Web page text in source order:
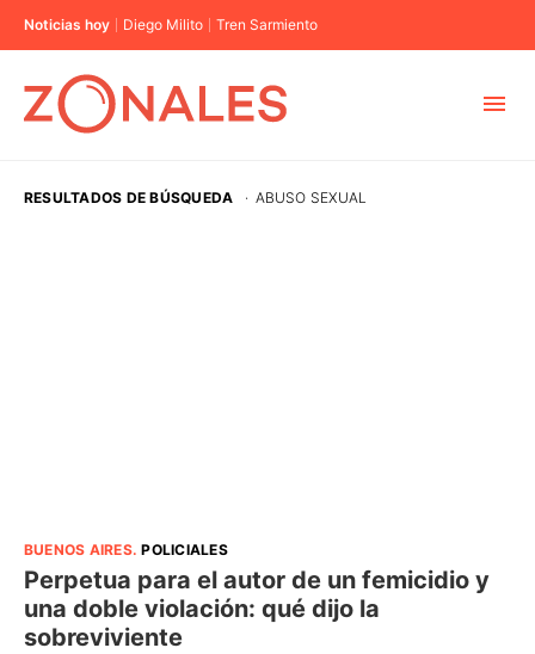
Noticias hoy Diego Milito Tren Sarmiento
RESULTADOS DE BÚSQUEDA · ABUSO SEXUAL
BUENOS AIRES.POLICIALES
Perpetua para el autor de un femicidio y
una doble violación: qué dijo la
sobreviviente